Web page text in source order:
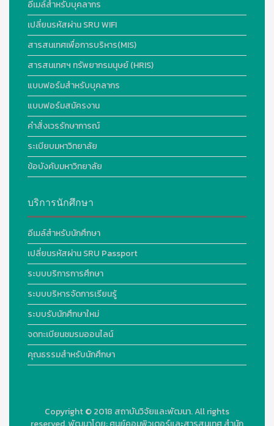
อีเมล์สำหรับบุคลากร
เปลี่ยนรหัสผ่าน SRU WIFI
สารสนเทศเพื่อการบริหาร(MIS)
สารสนเทศฯ ทรัพยากรมนุษย์ (HRIS)
แบบฟอร์มสำหรับบุคลากร
แบบฟอร์มสมัครงาน
คำสั่งเวรรักษาการณ์
ระเบียบมหาวิทยาลัย
ข้อบังคับมหาวิทยาลัย
บริการนักศึกษา
อีเมล์สำหรับนักศึกษา
เปลี่ยนรหัสผ่าน SRU Passport
ระบบบริการการศึกษา
ระบบบริหารจัดการเรียนรู้
ระบบรับนักศึกษาใหม่
จดทะเบียนชมรมออนไลน์
คุณธรรมสำหรับนักศึกษา
Copyright © 2018 สถาบันวิจัยและพัฒนา. All rights